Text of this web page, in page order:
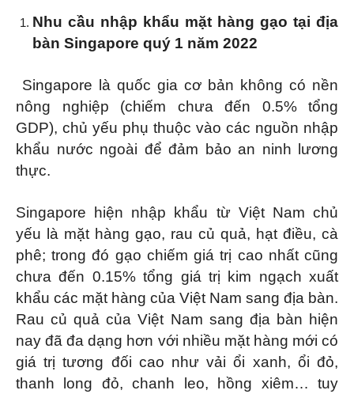
Nhu cầu nhập khẩu mặt hàng gạo tại địa
bàn Singapore quý 1 năm 2022
Singapore là quốc gia cơ bản không có nền
nông nghiệp (chiếm chưa đến 0.5% tổng
GDP), chủ yếu phụ thuộc vào các nguồn nhập
khẩu nước ngoài để đảm bảo an ninh lương
thực.
Singapore hiện nhập khẩu từ Việt Nam chủ
yếu là mặt hàng gạo, rau củ quả, hạt điều, cà
phê; trong đó gạo chiếm giá trị cao nhất cũng
chưa đến 0.15% tổng giá trị kim ngạch xuất
khẩu các mặt hàng của Việt Nam sang địa bàn.
Rau củ quả của Việt Nam sang địa bàn hiện
nay đã đa dạng hơn với nhiều mặt hàng mới có
giá trị tương đối cao như vải ổi xanh, ổi đỏ,
thanh long đỏ, chanh leo, hồng xiêm… tuy